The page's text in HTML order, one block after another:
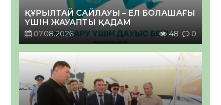
ҚҰРЫЛТАЙ САЙЛАУЫ – ЕЛ БОЛАШАҒЫ
ҮШІН ЖАУАПТЫ ҚАДАМ
07.08.2026
48 0